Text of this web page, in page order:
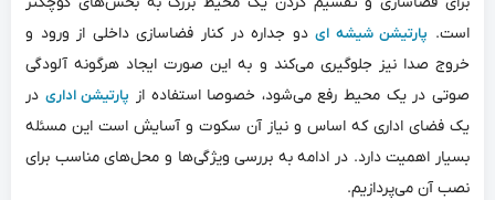
است. پارتیشن شیشه ایدو جداره در کنار فضاسازی داخلی از ورود و
خروج صدا نیز جلوگیری می‌‌کند و به این صورت ایجاد هرگونه آلودگی
صوتی در یک محیط رفع می‌‌شود، خصوصا استفاده از پارتیشن اداری در
یک فضای اداری که اساس و نیاز آن سکوت و آسایش است این مسئله
بسیار اهمیت دارد. در ادامه به بررسی ویژگی‌‌ها و محل‌‌های مناسب برای
نصب آن می‌‌پردازیم.